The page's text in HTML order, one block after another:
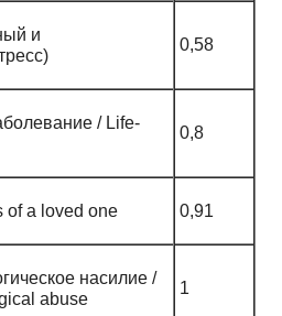
и
0,58
/ Life-
0,8
of a loved one 0,91
насилие /
abuse
1